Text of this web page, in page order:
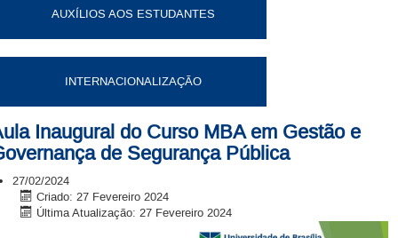
AUXÍLIOS AOS ESTUDANTES
INTERNACIONALIZAÇÃO
Inaugural do Curso MBA em Gestão e
de Segurança Pública
27/02/2024
Criado: 27 Fevereiro 2024
Última Atualização: 27 Fevereiro 2024